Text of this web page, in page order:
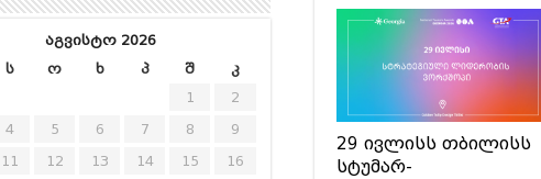
29 ივლისს თბილისს
სტუმარ-
აგვისტო 2026
ს ო ხ პ შ
კ
1
2
4 5 6 7 8
9
11 12 13 14 15
16